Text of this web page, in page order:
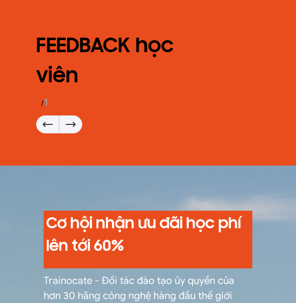
FEEDBACK học
viên
/1
Cơ hội nhận ưu đãi học phí
lên tới 60%
Trainocate - Đối tác đào tạo ủy quyền của
hơn 30 hãng công nghệ hàng đầu thế giới